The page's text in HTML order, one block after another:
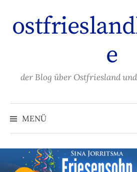
Inhalt
überspringen
e
der Blog über Ostfriesland
MENÜ